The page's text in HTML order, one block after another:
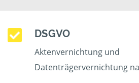
DSGVO
Aktenvernichtung und
Datenträgervernichtung